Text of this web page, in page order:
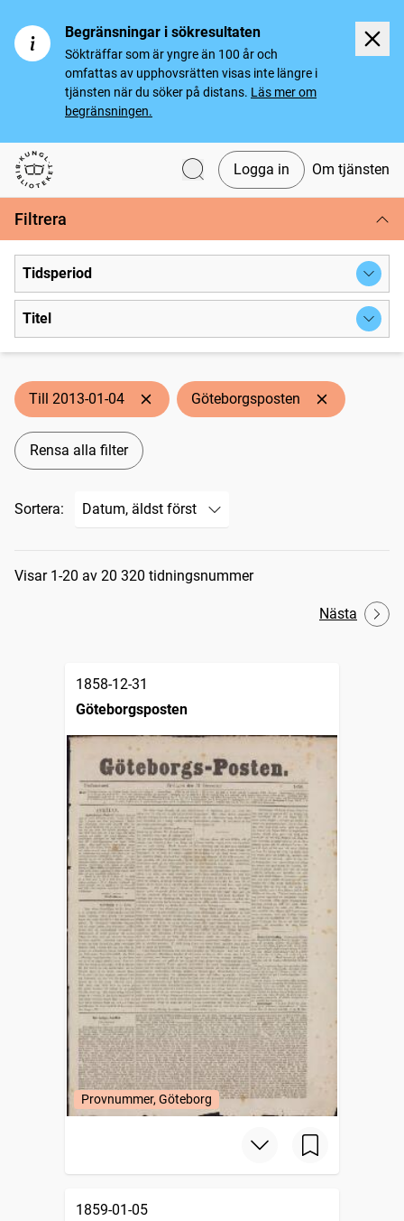
Begränsningar i sökresultaten
Sökträffar som är yngre än 100 år och
omfattas av upphovsrätten visas inte längre i
tjänsten när du söker på distans. Läs mer om
begränsningen.
Svenska tidningar
Logga in Om tjänsten
Filtrera
Tidsperiod
Titel
Till 2013-01-04 Göteborgsposten
Rensa alla filter
Sortera:
Sökresultat
Visar 1-20 av 20 320 tidningsnummer
Nästa
1858-12-31
Göteborgsposten
Provnummer, Göteborg
1859-01-05